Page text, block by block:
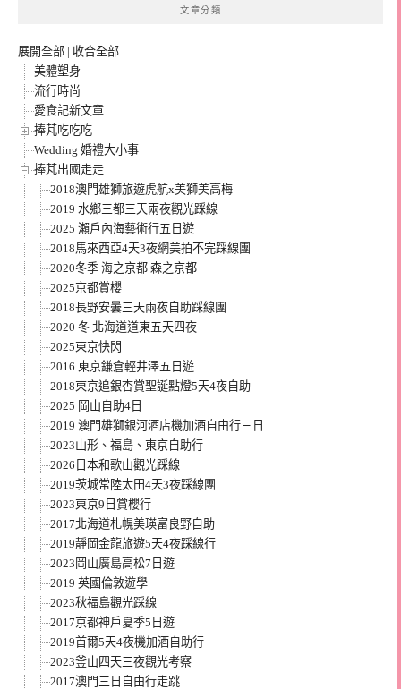
文章分類
展開全部 | 收合全部
美體塑身
流行時尚
愛食記新文章
捧芃吃吃吃
Wedding 婚禮大小事
捧芃出國走走
2018澳門雄獅旅遊虎航x美獅美高梅
2019 水鄉三都三天兩夜觀光踩線
2025 瀨戶內海藝術行五日遊
2018馬來西亞4天3夜網美拍不完踩線團
2020冬季 海之京都 森之京都
2025京都賞櫻
2018長野安曇三天兩夜自助踩線團
2020 冬 北海道道東五天四夜
2025東京快閃
2016 東京鎌倉輕井澤五日遊
2018東京追銀杏賞聖誕點燈5天4夜自助
2025 岡山自助4日
2019 澳門雄獅銀河酒店機加酒自由行三日
2023山形、福島、東京自助行
2026日本和歌山觀光踩線
2019茨城常陸太田4天3夜踩線團
2023東京9日賞櫻行
2017北海道札幌美瑛富良野自助
2019靜岡金龍旅遊5天4夜踩線行
2023岡山廣島高松7日遊
2019 英國倫敦遊學
2023秋福島觀光踩線
2017京都神戶夏季5日遊
2019首爾5天4夜機加酒自助行
2023釜山四天三夜觀光考察
2017澳門三日自由行走跳